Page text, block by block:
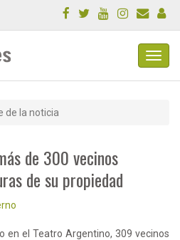
de la noticia
de 300 vecinos
de su propiedad
en el Teatro Argentino, 309 vecinos